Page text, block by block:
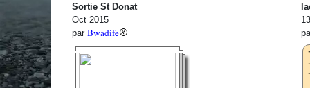
Sortie St Donat
Oct 2015
par Bwadife